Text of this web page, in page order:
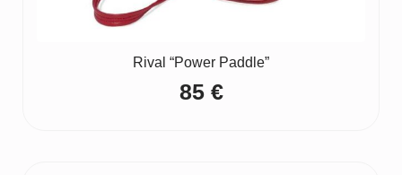
Rival “Power Paddle”
85 €